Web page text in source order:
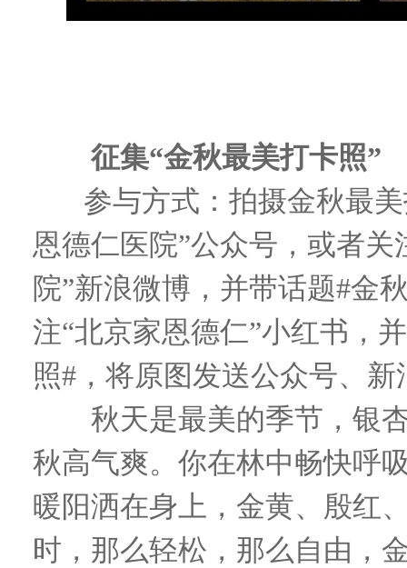
征集“金秋最美打卡照”
参与方式：拍摄金秋最美
恩德仁医院”公众号，或者关
院”新浪微博，并带话题#金
注“北京家恩德仁”小红书，
照#，将原图发送公众号、
秋天是最美的季节，银杏
秋高气爽。你在林中畅快呼
暖阳洒在身上，金黄、殷红
时，那么轻松，那么自由，